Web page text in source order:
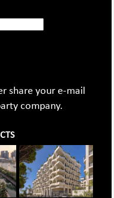
share your e-mail
company.